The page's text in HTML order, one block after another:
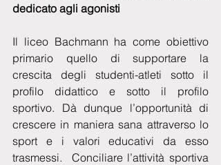
dedicato agli agonisti
Il liceo Bachmann ha come obiettivo
primario quello di supportare la
crescita degli studenti-atleti sotto il
profilo didattico e sotto il profilo
sportivo. Dà dunque l’opportunità di
crescere in maniera sana attraverso lo
sport e i valori educativi da esso
trasmessi.  Conciliare l’attività sportiva